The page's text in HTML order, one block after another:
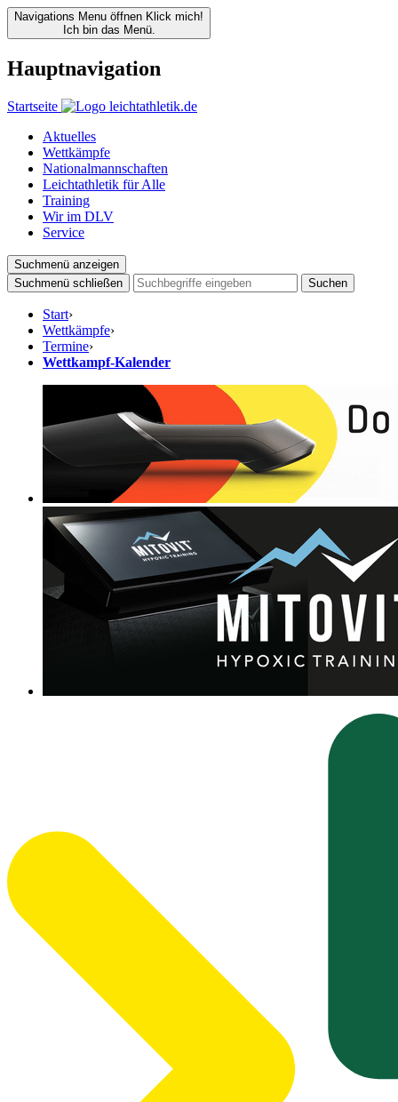
Navigations Menu öffnen Klick mich!
Ich bin das Menü.
Hauptnavigation
Startseite
Aktuelles
Wettkämpfe
Nationalmannschaften
Leichtathletik für Alle
Training
Wir im DLV
Service
Suchmenü anzeigen
Suchmenü schließen
Suchen
Start›
Wettkämpfe›
Termine›
Wettkampf-Kalender